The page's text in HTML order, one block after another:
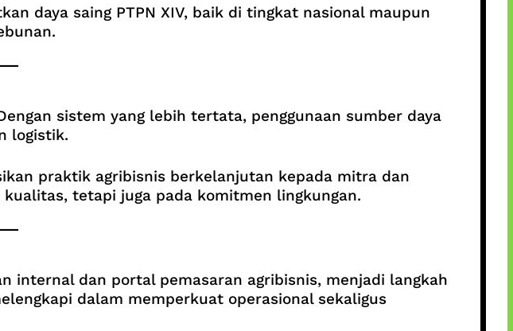
daya saing PTPN XIV, baik di tingkat nasional maupun
sistem yang lebih tertata, penggunaan sumber daya
logistik.
praktik agribisnis berkelanjutan kepada mitra dan
tetapi juga pada komitmen lingkungan.
internal dan portal pemasaran agribisnis, menjadi langkah
dalam memperkuat operasional sekaligus